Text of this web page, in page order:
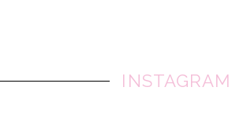
INSTAGRAM